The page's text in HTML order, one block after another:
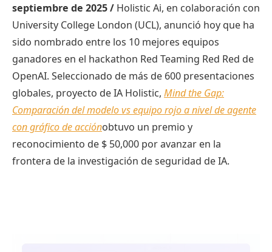
septiembre de 2025 / Holistic Ai, en colaboración con
University College London (UCL), anunció hoy que ha
sido nombrado entre los 10 mejores equipos
ganadores en el hackathon Red Teaming Red Red de
OpenAI. Seleccionado de más de 600 presentaciones
globales, proyecto de IA Holistic, Mind the Gap:
Comparación del modelo vs equipo rojo a nivel de agente
con gráfico de acciónobtuvo un premio y
reconocimiento de $ 50,000 por avanzar en la
frontera de la investigación de seguridad de IA.